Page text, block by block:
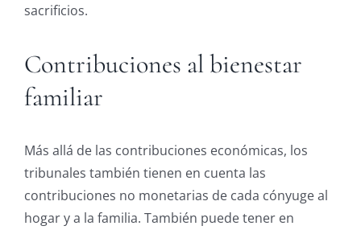
sacrificios.
Contribuciones al bienestar
familiar
Más allá de las contribuciones económicas, los
tribunales también tienen en cuenta las
contribuciones no monetarias de cada cónyuge al
hogar y a la familia. También puede tener en